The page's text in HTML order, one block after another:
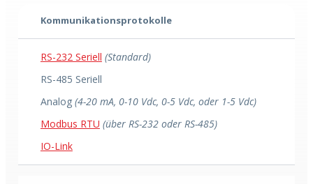
Kommunikationsprotokolle
RS-232 Seriell (Standard)
RS-485 Seriell
Analog (4-20 mA, 0-10 Vdc, 0-5 Vdc, oder 1-5 Vdc)
Modbus RTU (über RS-232 oder RS-485)
IO-Link